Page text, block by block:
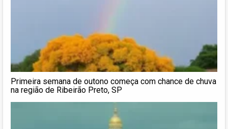
Primeira semana de outono começa com chance de chuva
na região de Ribeirão Preto, SP